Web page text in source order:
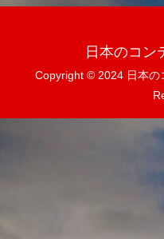
日本のコン
Copyright © 2024 日本の